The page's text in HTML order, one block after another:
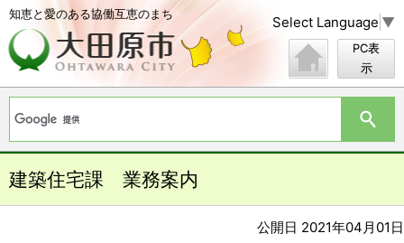
知恵と愛のある協働互恵のまち Select Language ▼
PC表
示
建築住宅課 業務案内
公開日 2021年04月01日